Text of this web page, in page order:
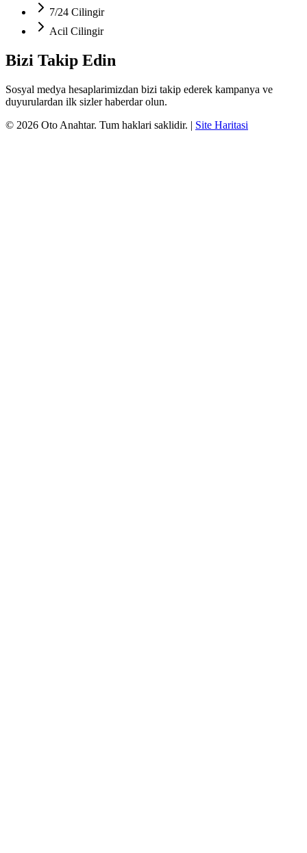
7/24 Cilingir
Acil Cilingir
Bizi Takip Edin
Sosyal medya hesaplarimizdan bizi takip ederek kampanya ve
duyurulardan ilk sizler haberdar olun.
© 2026 Oto Anahtar. Tum haklari saklidir. | Site Haritasi